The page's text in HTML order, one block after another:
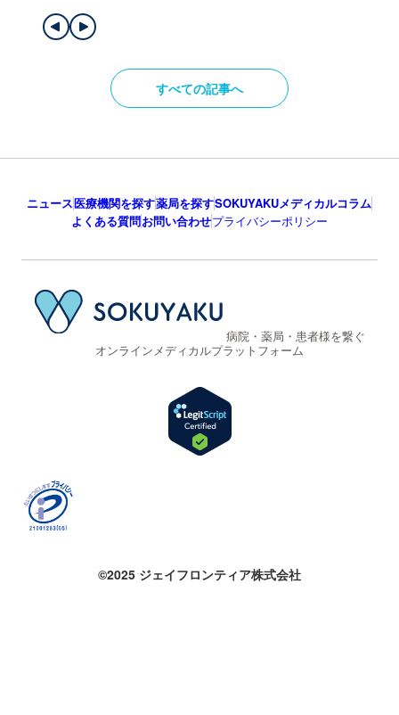
すべての記事へ
ニュース医療機関を探す薬局を探すSOKUYAKUメディカルコラム
よくある質問お問い合わせプライバシーポリシー
病院・薬局・患者様を繋ぐ
オンラインメディカルプラットフォーム
©2025 ジェイフロンティア株式会社